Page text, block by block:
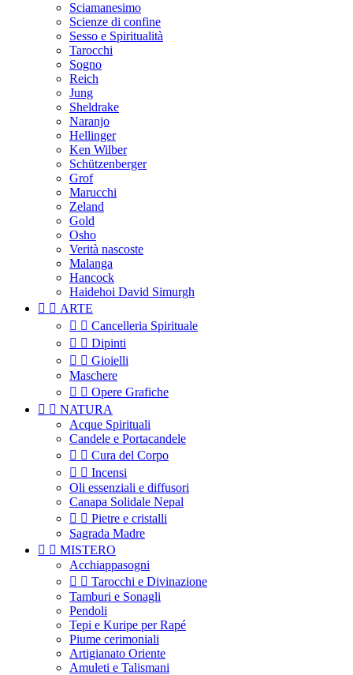
Sciamanesimo
Scienze di confine
Sesso e Spiritualità
Tarocchi
Sogno
Reich
Jung
Sheldrake
Naranjo
Hellinger
Ken Wilber
Schützenberger
Grof
Marucchi
Zeland
Gold
Osho
Verità nascoste
Malanga
Hancock
Haidehoi David Simurgh
  ARTE
  Cancelleria Spirituale
  Dipinti
  Gioielli
Maschere
  Opere Grafiche
  NATURA
Acque Spirituali
Candele e Portacandele
  Cura del Corpo
  Incensi
Oli essenziali e diffusori
Canapa Solidale Nepal
  Pietre e cristalli
Sagrada Madre
  MISTERO
Acchiappasogni
  Tarocchi e Divinazione
Tamburi e Sonagli
Pendoli
Tepi e Kuripe per Rapé
Piume cerimoniali
Artigianato Oriente
Amuleti e Talismani